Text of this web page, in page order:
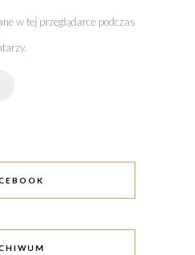
w tej przeglądarce podczas